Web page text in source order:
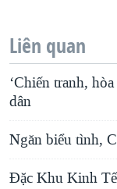
Liên quan
‘Chiến tranh,
dân
Ngăn biểu tình,
Đặc Khu Kinh